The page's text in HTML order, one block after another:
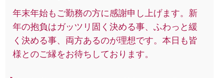
年末年始もご勤務の方に感謝申し上げます。新
年の抱負はガッツリ固く決める事、ふわっと緩
く決める事、両方あるのが理想です。本日も皆
様とのご縁をお待ちしております。